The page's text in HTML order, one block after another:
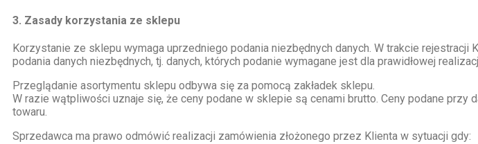
3. Zasady korzystania ze sklepu
Korzystanie ze sklepu wymaga uprzedniego podania niezbędnych danych. W trakcie
podania danych niezbędnych, tj. danych, których podanie wymagane jest dla prawidłowej
Przeglądanie asortymentu sklepu odbywa się za pomocą zakładek sklepu.
W razie wątpliwości uznaje się, że ceny podane w sklepie są cenami brutto. Ceny podane
towaru.
Sprzedawca ma prawo odmówić realizacji zamówienia złożonego przez Klienta w sytuacji gdy: